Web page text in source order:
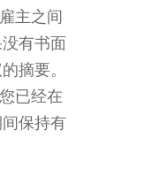
主之间
有书面
摘要。
已经在
保持有